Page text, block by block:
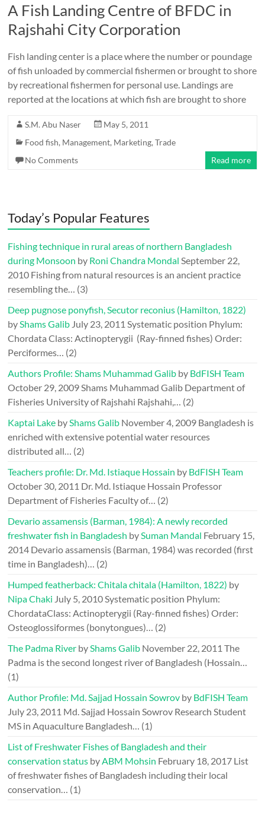
A Fish Landing Centre of BFDC in
Rajshahi City Corporation
Fish landing center is a place where the number or poundage
of fish unloaded by commercial fishermen or brought to shore
by recreational fishermen for personal use. Landings are
reported at the locations at which fish are brought to shore
S.M. Abu Naser
May 5, 2011
Food fish, Management, Marketing,Trade
No Comments
Read more
Today’s Popular Features
Fishing technique in rural areas of northern Bangladesh
during Monsoon by Roni Chandra Mondal September 22,
2010 Fishing from natural resources is an ancient practice
resembling the… (3)
Deep pugnose ponyfish, Secutor reconius (Hamilton, 1822)
byShams Galib July 23, 2011 Systematic position Phylum:
Chordata Class: Actinopterygii (Ray-finned fishes) Order:
Perciformes… (2)
Authors Profile: Shams Muhammad Galib by BdFISH Team
October 29, 2009Shams Muhammad Galib Department of
Fisheries University of Rajshahi Rajshahi,… (2)
Kaptai Lake byShams Galib November 4, 2009 Bangladesh is
enriched with extensive potential water resources
distributed all… (2)
Teachers profile: Dr. Md. Istiaque Hossain by BdFISH Team
October 30, 2011 Dr. Md. Istiaque Hossain Professor
Department of Fisheries Faculty of… (2)
Devario assamensis (Barman, 1984): A newly recorded
freshwater fish in Bangladesh bySuman Mandal February 15,
2014 Devario assamensis (Barman, 1984) was recorded (first
time in Bangladesh)… (2)
Humped featherback: Chitala chitala (Hamilton, 1822) by
Nipa Chaki July 5, 2010Systematic position Phylum:
ChordataClass: Actinopterygii (Ray-finned fishes) Order:
Osteoglossiformes (bonytongues)… (2)
The Padma River byShams Galib November 22, 2011 The
Padma is the second longest river of Bangladesh (Hossain…
(1)
Author Profile: Md. Sajjad Hossain Sowrov by BdFISH Team
July 23, 2011 Md. Sajjad Hossain Sowrov Research Student
MS in Aquaculture Bangladesh… (1)
List of Freshwater Fishes of Bangladesh and their
conservation status byABM Mohsin February 18, 2017 List
of freshwater fishes of Bangladesh including their local
conservation… (1)